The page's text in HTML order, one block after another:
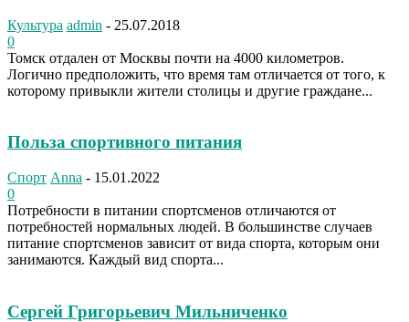
Культура admin - 25.07.2018
0
Томск отдален от Москвы почти на 4000 километров.
Логично предположить, что время там отличается от того, к
которому привыкли жители столицы и другие граждане...
Польза спортивного питания
Спорт Anna - 15.01.2022
0
Потребности в питании спортсменов отличаются от
потребностей нормальных людей. В большинстве случаев
питание спортсменов зависит от вида спорта, которым они
занимаются. Каждый вид спорта...
Сергей Григорьевич Мильниченко